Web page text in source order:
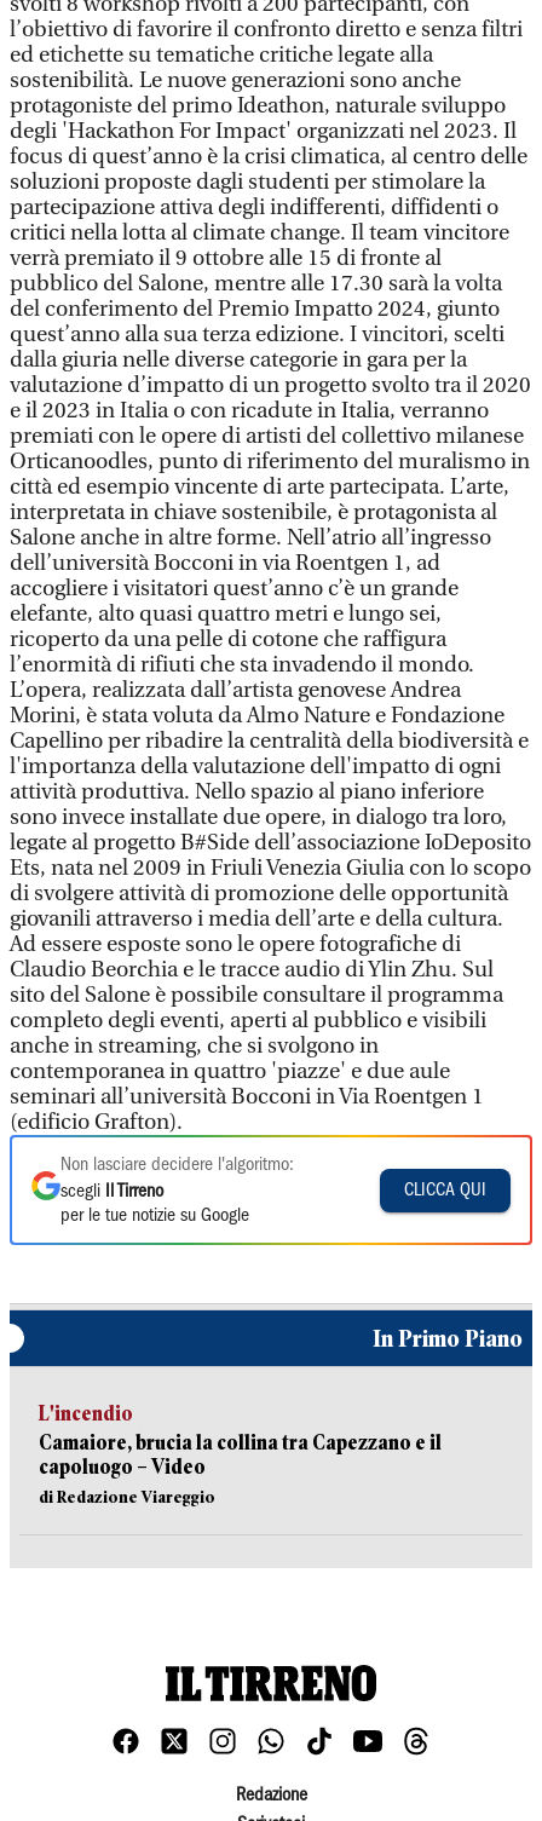
l’obiettivo di favorire il confronto diretto e senza filtri
ed etichette su tematiche critiche legate alla
sostenibilità. Le nuove generazioni sono anche
protagoniste del primo Ideathon, naturale sviluppo
degli 'Hackathon For Impact' organizzati nel 2023. Il
focus di quest’anno è la crisi climatica, al centro delle
soluzioni proposte dagli studenti per stimolare la
partecipazione attiva degli indifferenti, diffidenti o
critici nella lotta al climate change. Il team vincitore
verrà premiato il 9 ottobre alle 15 di fronte al
pubblico del Salone, mentre alle 17.30 sarà la volta
del conferimento del Premio Impatto 2024, giunto
quest’anno alla sua terza edizione. I vincitori, scelti
dalla giuria nelle diverse categorie in gara per la
valutazione d’impatto di un progetto svolto tra il 2020
e il 2023 in Italia o con ricadute in Italia, verranno
premiati con le opere di artisti del collettivo milanese
Orticanoodles, punto di riferimento del muralismo in
città ed esempio vincente di arte partecipata. L’arte,
interpretata in chiave sostenibile, è protagonista al
Salone anche in altre forme. Nell’atrio all’ingresso
dell’università Bocconi in via Roentgen 1, ad
accogliere i visitatori quest’anno c’è un grande
elefante, alto quasi quattro metri e lungo sei,
ricoperto da una pelle di cotone che raffigura
l’enormità di rifiuti che sta invadendo il mondo.
L’opera, realizzata dall’artista genovese Andrea
Morini, è stata voluta da Almo Nature e Fondazione
Capellino per ribadire la centralità della biodiversità e
l'importanza della valutazione dell'impatto di ogni
attività produttiva. Nello spazio al piano inferiore
sono invece installate due opere, in dialogo tra loro,
legate al progetto B#Side dell’associazione IoDeposito
Ets, nata nel 2009 in Friuli Venezia Giulia con lo scopo
di svolgere attività di promozione delle opportunità
giovanili attraverso i media dell’arte e della cultura.
Ad essere esposte sono le opere fotografiche di
Claudio Beorchia e le tracce audio di Ylin Zhu. Sul
sito del Salone è possibile consultare il programma
completo degli eventi, aperti al pubblico e visibili
anche in streaming, che si svolgono in
contemporanea in quattro 'piazze' e due aule
seminari all’università Bocconi in Via Roentgen 1
(edificio Grafton).
Non lasciare decidere l'algoritmo:
scegli
Il Tirreno
per le tue notizie su Google
CLICCA QUI
In Primo Piano
L'incendio
Camaiore, brucia la collina tra Capezzano e il
capoluogo – Video
di Redazione Viareggio
Redazione